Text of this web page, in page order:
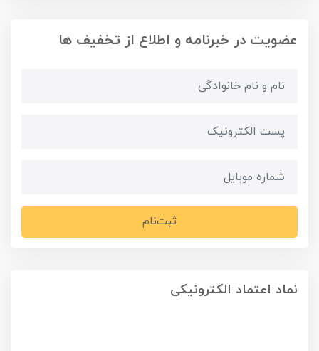
عضویت در خبرنامه و اطلاع از تخفیف ها
ثبت‌نام
نماد اعتماد الکترونیکی